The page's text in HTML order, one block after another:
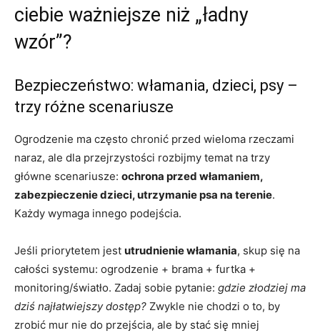
ciebie ważniejsze niż „ładny
wzór”?
Bezpieczeństwo: włamania, dzieci, psy –
trzy różne scenariusze
Ogrodzenie ma często chronić przed wieloma rzeczami
naraz, ale dla przejrzystości rozbijmy temat na trzy
główne scenariusze: ochrona przed włamaniem,
zabezpieczenie dzieci, utrzymanie psa na terenie.
Każdy wymaga innego podejścia.
Jeśli priorytetem jest utrudnienie włamania, skup się na
całości systemu: ogrodzenie + brama + furtka +
monitoring/światło. Zadaj sobie pytanie: gdzie złodziej ma
dziś najłatwiejszy dostęp? Zwykle nie chodzi o to, by
zrobić mur nie do przejścia, ale by stać się mniej